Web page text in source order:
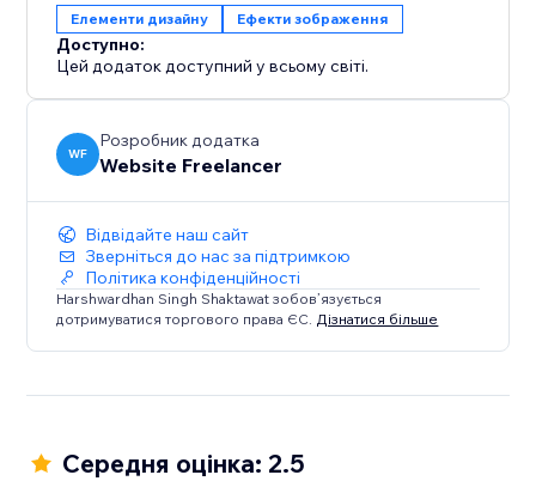
Елементи дизайну Ефекти зображення
Доступно:
Цей додаток доступний у всьому світі.
WF
Розробник додатка
Website Freelancer
Відвідайте наш сайт
Зверніться до нас за підтримкою
Політика конфіденційності
Harshwardhan Singh Shaktawat зобов’язується
дотримуватися торгового права ЄС. Дізнатися більше
Середня оцінка: 2.5